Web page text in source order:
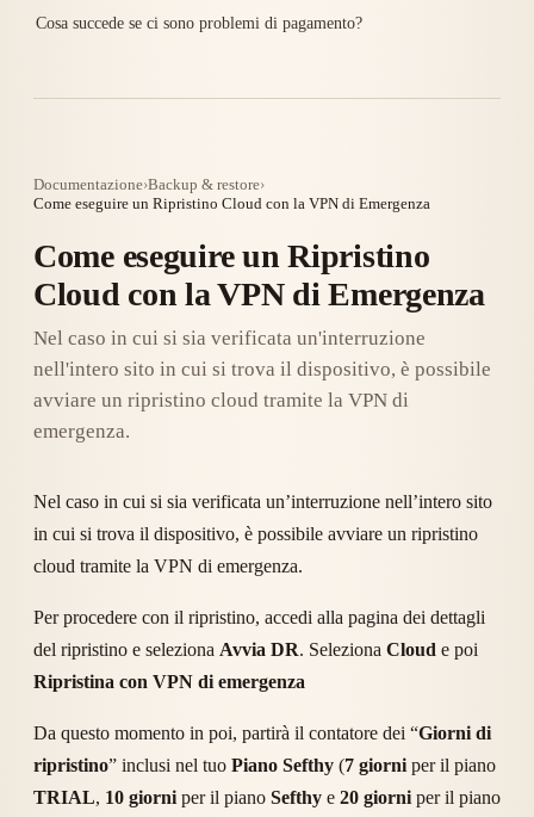
Cosa succede se ci sono problemi di pagamento?
Documentazione›Backup & restore›
Come eseguire un Ripristino Cloud con la VPN di Emergenza
Come eseguire un Ripristino
Cloud con la VPN di Emergenza
Nel caso in cui si sia verificata un'interruzione
nell'intero sito in cui si trova il dispositivo, è possibile
avviare un ripristino cloud tramite la VPN di
emergenza.
Nel caso in cui si sia verificata un’interruzione nell’intero sito
in cui si trova il dispositivo, è possibile avviare un ripristino
cloud tramite la VPN di emergenza.
Per procedere con il ripristino, accedi alla pagina dei dettagli
del ripristino e seleziona Avvia DR. Seleziona Cloud e poi
Ripristina con VPN di emergenza
Da questo momento in poi, partirà il contatore dei “Giorni di
ripristino” inclusi nel tuo Piano Sefthy (7 giorni per il piano
TRIAL, 10 giorni per il piano Sefthy e 20 giorni per il piano